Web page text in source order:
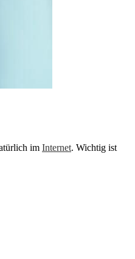
im Internet. Wichtig ist